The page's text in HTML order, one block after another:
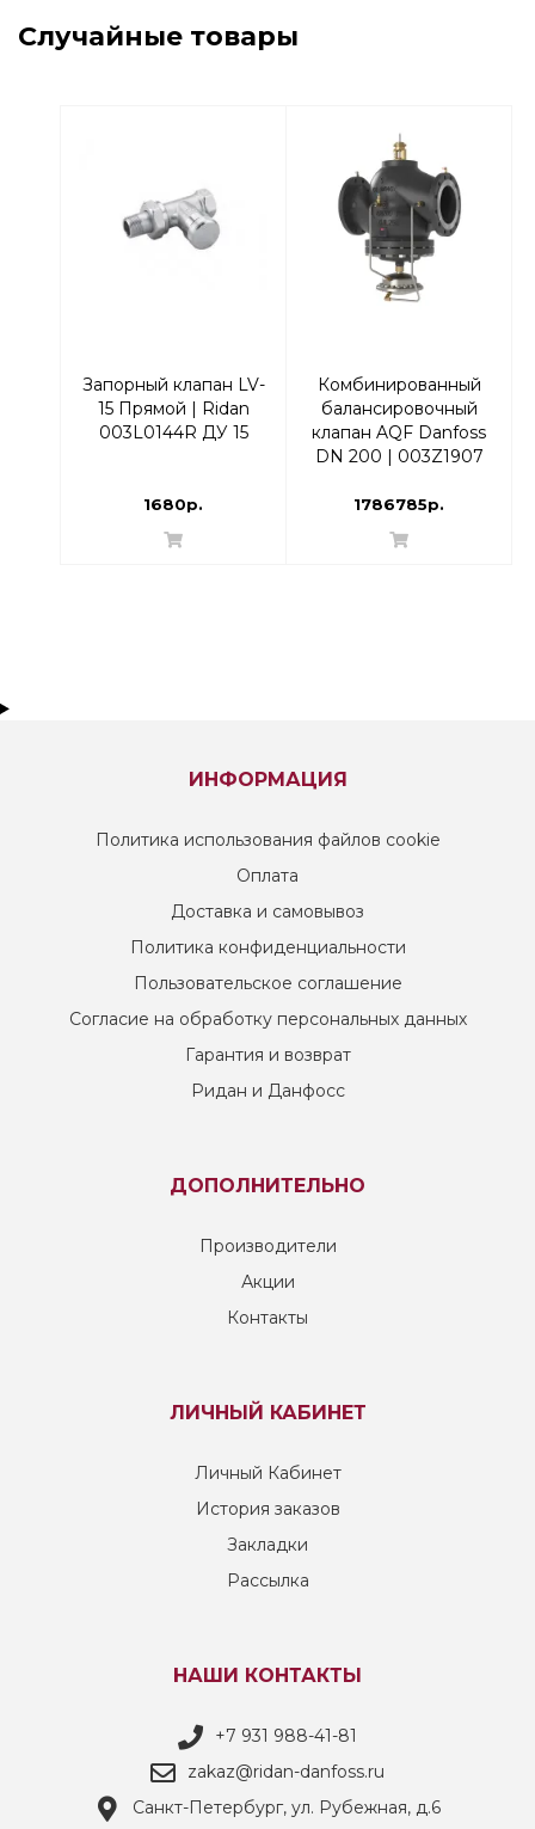
Случайные товары
Запорный клапан LV-
15 Прямой | Ridan
003L0144R ДУ 15
1680р.
Комбинированный
балансировочный
клапан AQF Danfoss
DN 200 | 003Z1907
1786785р.
ИНФОРМАЦИЯ
Политика использования файлов cookie
Оплата
Доставка и самовывоз
Политика конфиденциальности
Пользовательское соглашение
Согласие на обработку персональных данных
Гарантия и возврат
Ридан и Данфосс
ДОПОЛНИТЕЛЬНО
Производители
Акции
Контакты
ЛИЧНЫЙ КАБИНЕТ
Личный Кабинет
История заказов
Закладки
Рассылка
НАШИ КОНТАКТЫ
+7 931 988-41-81
zakaz@ridan-danfoss.ru
Санкт-Петербург, ул. Рубежная, д.6